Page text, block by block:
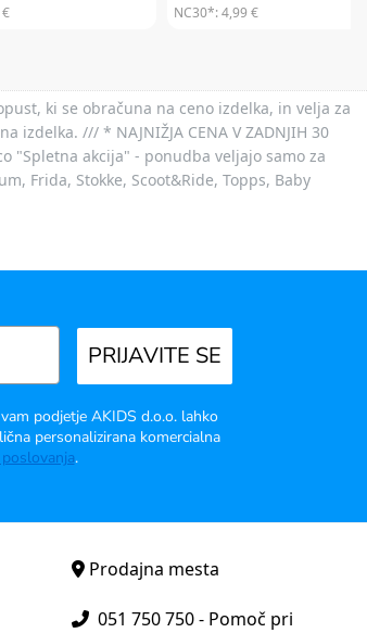
NC30*:4,99 €
ki se obračuna na ceno izdelka, in velja za
izdelka. /// * NAJNIŽJA CENA V ZADNJIH 30
"Spletna akcija" - ponudba veljajo samo za
Frida, Stokke, Scoot&Ride, Topps, Baby
PRIJAVITE SE
podjetje AKIDS d.o.o. lahko
personalizirana komercialna
.
Prodajna mesta
051 750 750 - Pomoč pri